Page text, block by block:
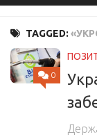
TAGGED:
0